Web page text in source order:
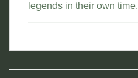
legends in their own time.